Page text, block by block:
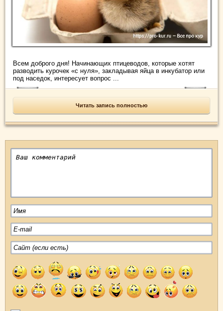
Всем доброго дня! Начинающих птицеводов, которые хотят
разводить курочек «с нуля», закладывая яйца в инкубатор или
под наседок, интересует вопрос ...
Читать запись полностью